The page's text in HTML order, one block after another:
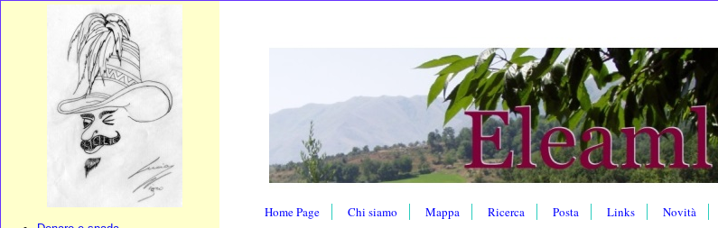
Home Page Chi siamo Mappa Ricerca Posta Links Novità